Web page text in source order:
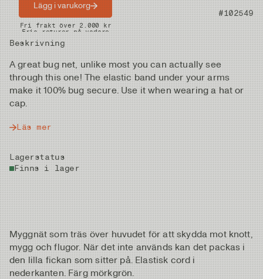
Artikelnummer #102549
Beskrivning
A great bug net, unlike most you can actually see
through this one! The elastic band under your arms
make it 100% bug secure. Use it when wearing a hat or
cap.
Läs mer
Lagerstatus
Finns i lager
Lägg i varukorg
Snabba leveranser
Fri frakt över 2.000 kr
Fria returer på vadare
Myggnät som träs över huvudet för att skydda mot knott,
mygg och flugor. När det inte används kan det packas i
den lilla fickan som sitter på. Elastisk cord i
nederkanten. Färg mörkgrön.